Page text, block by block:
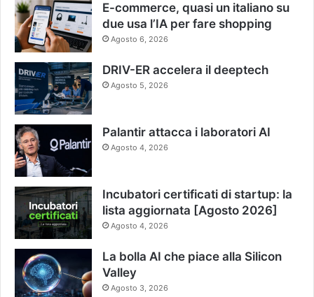
E-commerce, quasi un italiano su
due usa l’IA per fare shopping
Agosto 6, 2026
DRIV-ER accelera il deeptech
Agosto 5, 2026
Palantir attacca i laboratori AI
Agosto 4, 2026
Incubatori certificati di startup: la
lista aggiornata [Agosto 2026]
Agosto 4, 2026
La bolla AI che piace alla Silicon
Valley
Agosto 3, 2026